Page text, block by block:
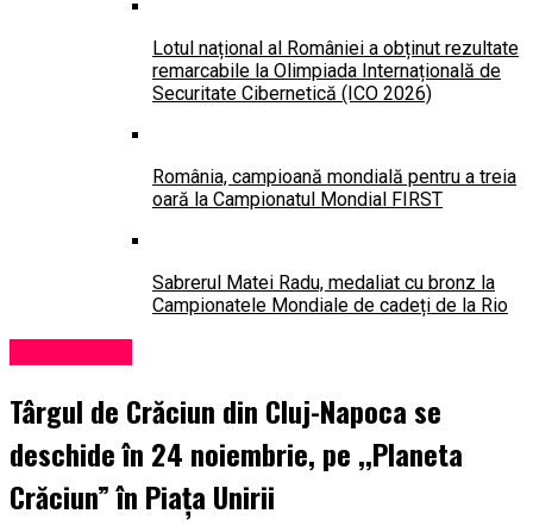
Lotul național al României a obținut rezultate
remarcabile la Olimpiada Internațională de
Securitate Cibernetică (ICO 2026)
România, campioană mondială pentru a treia
oară la Campionatul Mondial FIRST
Sabrerul Matei Radu, medaliat cu bronz la
Campionatele Mondiale de cadeți de la Rio
Târgul de Crăciun din Cluj-Napoca se
deschide în 24 noiembrie, pe ,,Planeta
Crăciun” în Piața Unirii